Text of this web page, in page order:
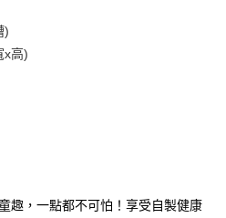
哥大用戶可立即使用無須另外申請。
的期數、繳款截止日，確認付款後即完
額請依後續交易確認頁面所載為準。
才付款」的支付方式。 讓您購物簡單
)
x高)
趣，一點都不可怕！享受自製健康